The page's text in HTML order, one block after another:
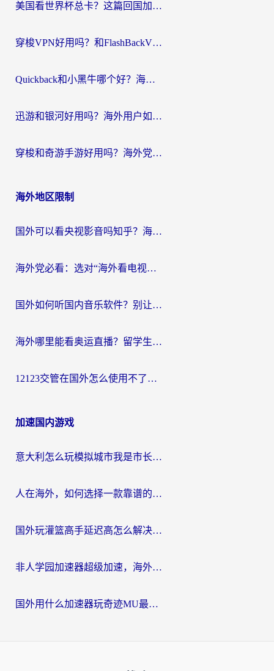
美国看世界杯总卡？这篇回国加速器指南帮你无缝刷国内资源（附苹果手机VPN设置步骤）
穿梭VPN好用吗？和FlashBackVPN对比哪个回国效果更好？
Quickback和小黑牛哪个好？海外党亲测指南，选对回国加速器秒回国内
迅游和银河好用吗？海外用户如何选择回国加速器实现无缝访问国内资源
穿梭和奇游手游好用吗？海外党亲测3款回国加速器，附蜜蜂加速器七天试用攻略
海外地区限制
国外可以看央视影音吗知乎？海外党亲测有效的回国加速方案
海外党必看：选对“海外看电视剧软件”，再也不用愁国内剧刷不了
国外如何听国内音乐软件？别让地域限制，断了你的中文歌单
海外哪里能看奥运直播？留学生&海外华人必看的体育赛事观赛终极指南
12123交管在国外怎么使用不了？海外华人必看的无缝访问国内资源指南
加速国内游戏
意大利怎么玩模拟城市我是市长？海外党国服游戏加速终极攻略（附三国3量子特攻解决办法）
人在海外，如何选择一款靠谱的玩剑灵2加速器？
国外玩灌篮高手延迟高怎么解决？海外玩家国服游戏加速终极指南
非人学园加速器超级加速，海外玩家重返国服的通行证
国外用什么加速器玩奇迹MU最好？2026海外玩家国服游戏加速全攻略